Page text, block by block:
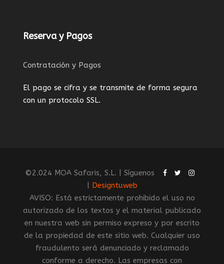
Reserva y Pagos
Contratación y Pagos
El pago se cifra y se transmite de forma segura
con un protocolo SSL.
©2.024 MOA Safaris, S.L. | Síguenos
Designtuweb
AVISO: Está estrictamente prohibido el uso no
autorizado de los textos y el material publicado
en nuestra web sin permiso expreso y por escrito
de la propiedad de este sitio web. Cualquier uso
fraudulento será denunciado y reclamado
conforme a derecho. Las empresas con